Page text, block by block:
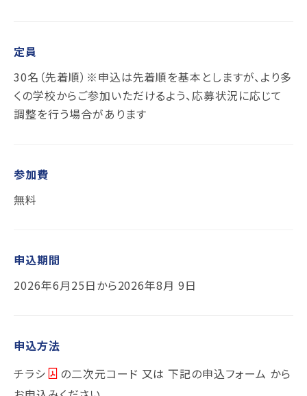
定員
30名（先着順）※申込は先着順を基本としますが、より多
くの学校からご参加いただけるよう、応募状況に応じて
調整を行う場合があります
参加費
無料
申込期間
2026年6月25日から2026年8月 9日
申込方法
チラシ
の二次元コード 又は 下記の申込フォーム から